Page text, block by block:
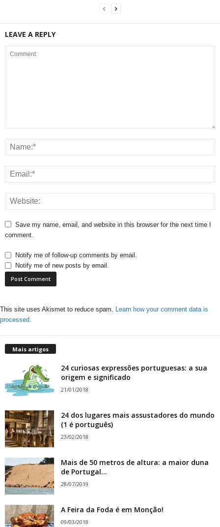
LEAVE A REPLY
Save my name, email, and website in this browser for the next time I
comment.
Notify me of follow-up comments by email.
Notify me of new posts by email.
This site uses Akismet to reduce spam. Learn how your comment data is
processed.
Mais artigos
24 curiosas expressões portuguesas: a sua
origem e significado
21/01/2018
24 dos lugares mais assustadores do mundo
(1 é português)
23/02/2018
Mais de 50 metros de altura: a maior duna
de Portugal...
28/07/2019
A Feira da Foda é em Monção!
09/03/2018